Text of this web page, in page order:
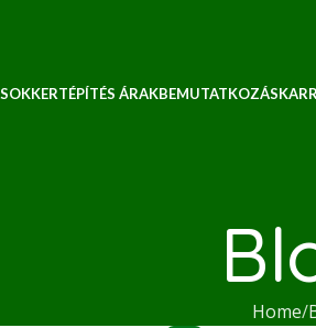
KERTÉPÍTÉS ÁRAKBEMUTATKOZÁS
Home